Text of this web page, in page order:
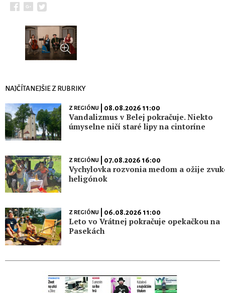
NAJČÍTANEJŠIE Z RUBRIKY
Z REGIÓNU | 08.08.2026 11:00
Vandalizmus v Belej pokračuje. Niekto
úmyselne ničí staré lipy na cintoríne
Z REGIÓNU | 07.08.2026 16:00
Vychylovka rozvonia medom a ožije
heligónok
Z REGIÓNU | 06.08.2026 11:00
Leto vo Vrátnej pokračuje opekačkou na
Pasekách